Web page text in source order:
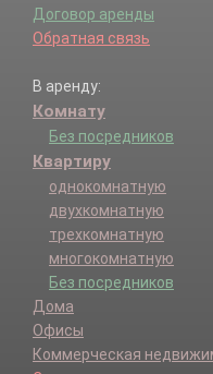
Договор аренды
Обратная связь
В аренду:
Комнату
Без посредников
Квартиру
однокомнатную
двухкомнатную
трехкомнатную
многокомнатную
Без посредников
Дома
Офисы
Коммерческая